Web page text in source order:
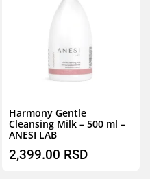
Brz pregled
Harmony Gentle
Cleansing Milk – 500 ml –
ANESI LAB
2,399.00 RSD